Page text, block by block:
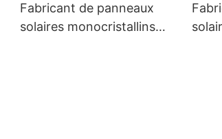
Fabricant de panneaux
solaires monocristallins